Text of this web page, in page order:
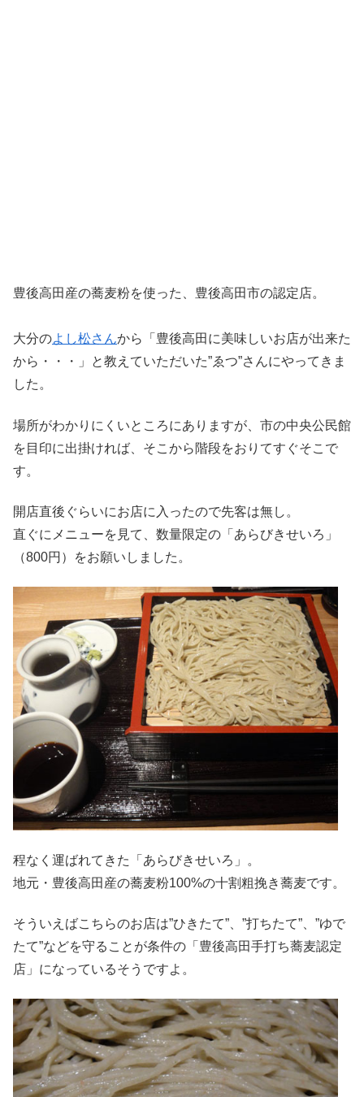
豊後高田産の蕎麦粉を使った、豊後高田市の認定店。
大分のよし松さんから「豊後高田に美味しいお店が出来た
から・・・」と教えていただいた”ゑつ”さんにやってきま
した。
場所がわかりにくいところにありますが、市の中央公民館
を目印に出掛ければ、そこから階段をおりてすぐそこで
す。
開店直後ぐらいにお店に入ったので先客は無し。
直ぐにメニューを見て、数量限定の「あらびきせいろ」
（800円）をお願いしました。
程なく運ばれてきた「あらびきせいろ」。
地元・豊後高田産の蕎麦粉100%の十割粗挽き蕎麦です。
そういえばこちらのお店は”ひきたて”、”打ちたて”、”ゆで
たて”などを守ることが条件の「豊後高田手打ち蕎麦認定
店」になっているそうですよ。